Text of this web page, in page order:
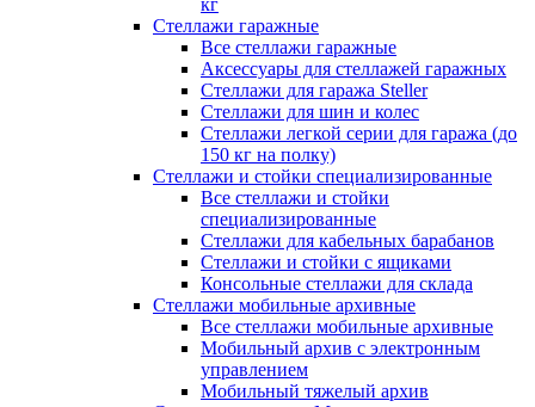
кг
Стеллажи гаражные
Все стеллажи гаражные
Аксессуары для стеллажей гаражных
Стеллажи для гаража Steller
Стеллажи для шин и колес
Стеллажи легкой серии для гаража (до
150 кг на полку)
Стеллажи и стойки специализированные
Все стеллажи и стойки
специализированные
Стеллажи для кабельных барабанов
Стеллажи и стойки с ящиками
Консольные стеллажи для склада
Стеллажи мобильные архивные
Все стеллажи мобильные архивные
Мобильный архив с электронным
управлением
Мобильный тяжелый архив